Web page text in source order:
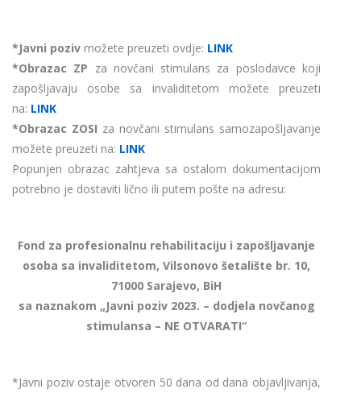
*Javni poziv možete preuzeti ovdje: LINK
*Obrazac ZP za novčani stimulans za poslodavce koji
zapošljavaju osobe sa invaliditetom možete preuzeti
na: LINK
*Obrazac ZOSI za novčani stimulans samozapošljavanje
možete preuzeti na: LINK
Popunjen obrazac zahtjeva sa ostalom dokumentacijom
potrebno je dostaviti lično ili putem pošte na adresu:
Fond za profesionalnu rehabilitaciju i zapošljavanje
osoba sa invaliditetom, Vilsonovo šetalište br. 10,
71000 Sarajevo, BiH
sa naznakom „Javni poziv 2023. – dodjela novčanog
stimulansa – NE OTVARATI“
*Javni poziv ostaje otvoren 50 dana od dana objavljivanja,